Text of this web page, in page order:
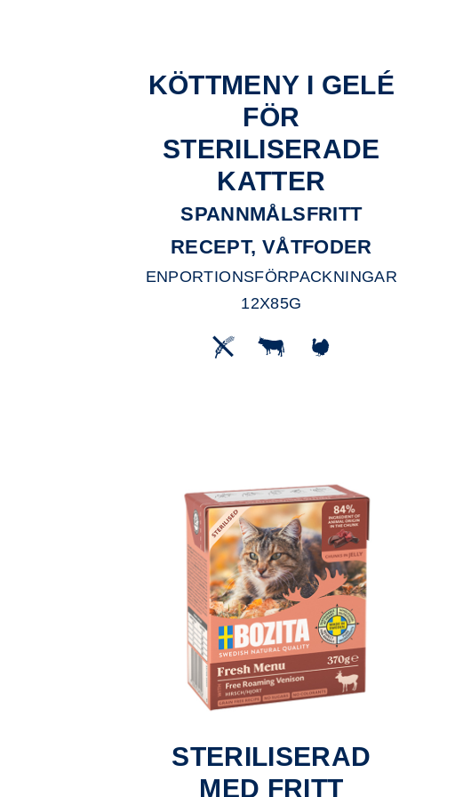
KÖTTMENY I GELÉ
FÖR
STERILISERADE
KATTER
SPANNMÅLSFRITT
RECEPT, VÅTFODER
ENPORTIONSFÖRPACKNINGAR
12X85G
STERILISERAD
MED FRITT